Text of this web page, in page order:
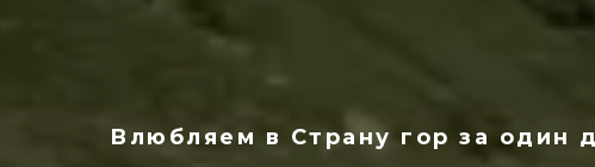
Влюбляем в Страну гор за один